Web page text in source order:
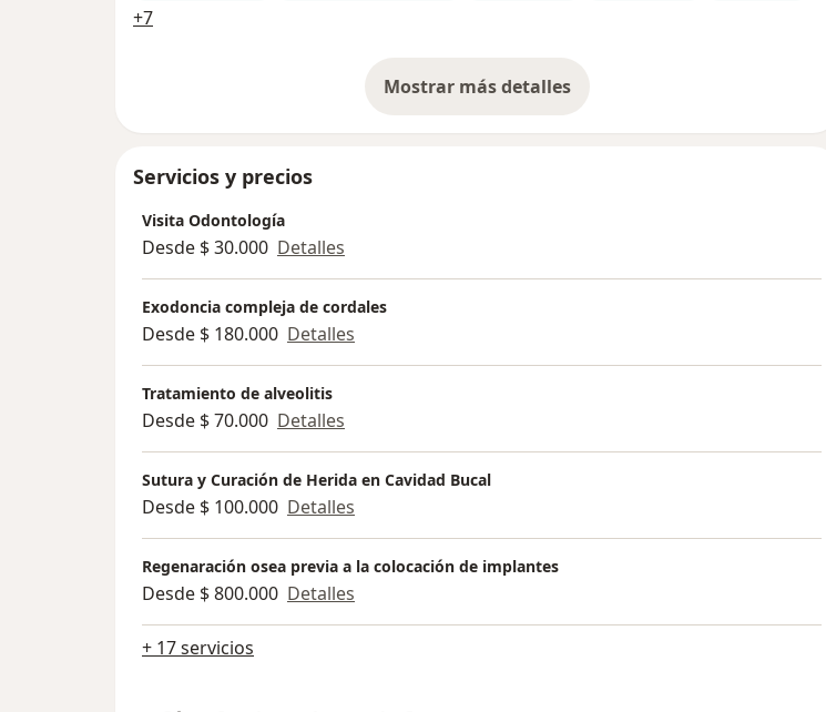
+7a11y_sr_more_diseases
Mostrar más detalles
sobre la experiencia
Servicios y precios
Visita Odontología
Desde $ 30.000 Detalles
Exodoncia compleja de cordales
Desde $ 180.000 Detalles
Tratamiento de alveolitis
Desde $ 70.000 Detalles
Sutura y Curación de Herida en Cavidad Bucal
Desde $ 100.000 Detalles
Regenaración osea previa a la colocación de implantes
Desde $ 800.000 Detalles
+ 17 servicios